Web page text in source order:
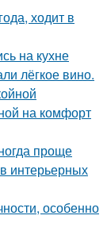
ходит в
на кухне
лёгкое вино.
на комфорт
проще
интерьерных
особенно